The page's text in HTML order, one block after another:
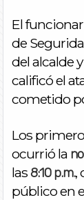
El
de
del alcalde
calificó el
cometido
Los
ocurrió la
las8:10 p.m.,
público en